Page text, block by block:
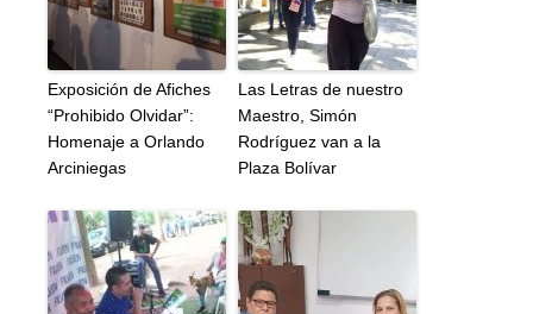
Exposición de Afiches
“Prohibido Olvidar”:
Homenaje a Orlando
Arciniegas
Las Letras de nuestro
Maestro, Simón
Rodríguez van a la
Plaza Bolívar